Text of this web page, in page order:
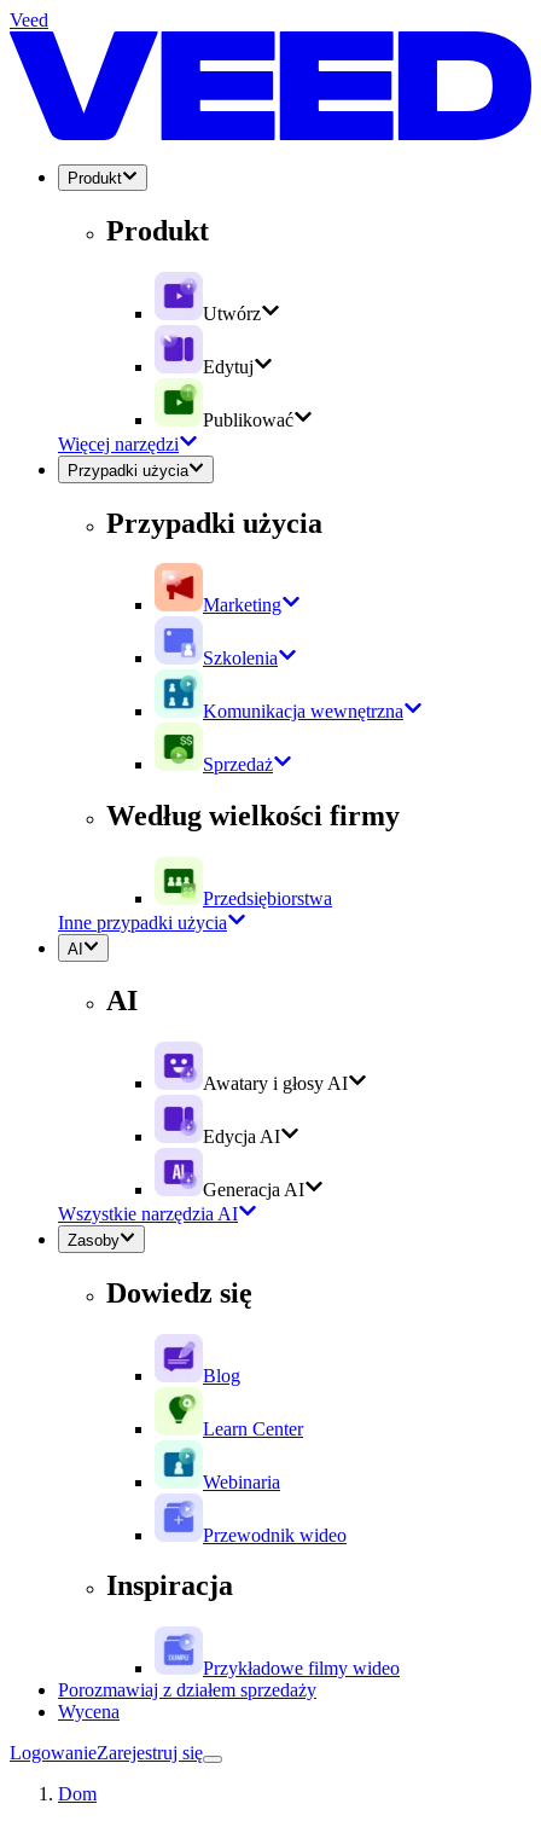
Veed
Produkt
Produkt
Utwórz
Edytuj
Publikować
Więcej narzędzi
Przypadki użycia
Przypadki użycia
Marketing
Szkolenia
Komunikacja wewnętrzna
Sprzedaż
Według wielkości firmy
Przedsiębiorstwa
Inne przypadki użycia
AI
AI
Awatary i głosy AI
Edycja AI
Generacja AI
Wszystkie narzędzia AI
Zasoby
Dowiedz się
Blog
Learn Center
Webinaria
Przewodnik wideo
Inspiracja
Przykładowe filmy wideo
Porozmawiaj z działem sprzedaży
Wycena
LogowanieZarejestruj się
Dom